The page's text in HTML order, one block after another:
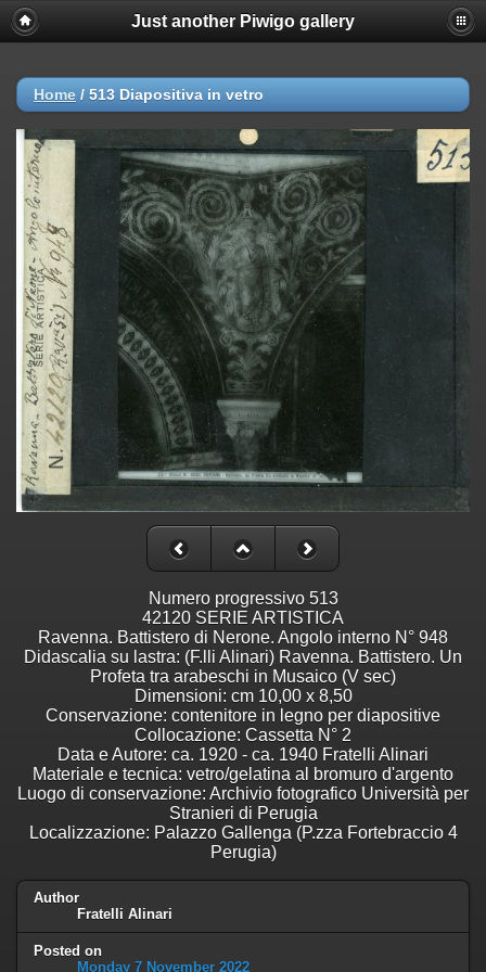
Just another Piwigo gallery
Home / 513 Diapositiva in vetro
Numero progressivo 513
42120 SERIE ARTISTICA
Ravenna. Battistero di Nerone. Angolo interno N° 948
Didascalia su lastra: (F.lli Alinari) Ravenna. Battistero. Un
Profeta tra arabeschi in Musaico (V sec)
Dimensioni: cm 10,00 x 8,50
Conservazione: contenitore in legno per diapositive
Collocazione: Cassetta N° 2
Data e Autore: ca. 1920 - ca. 1940 Fratelli Alinari
Materiale e tecnica: vetro/gelatina al bromuro d'argento
Luogo di conservazione: Archivio fotografico Università per
Stranieri di Perugia
Localizzazione: Palazzo Gallenga (P.zza Fortebraccio 4
Perugia)
Author
Fratelli Alinari
Posted on
Monday 7 November 2022